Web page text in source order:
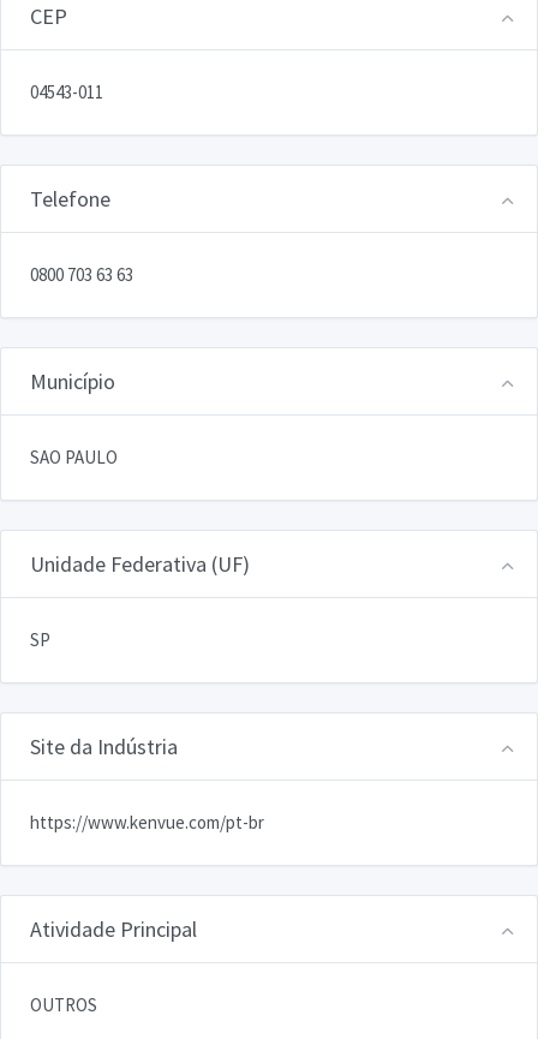
CEP
04543-011
Telefone
0800 703 63 63
Município
SAO PAULO
Unidade Federativa (UF)
SP
Site da Indústria
https://www.kenvue.com/pt-br
Atividade Principal
OUTROS